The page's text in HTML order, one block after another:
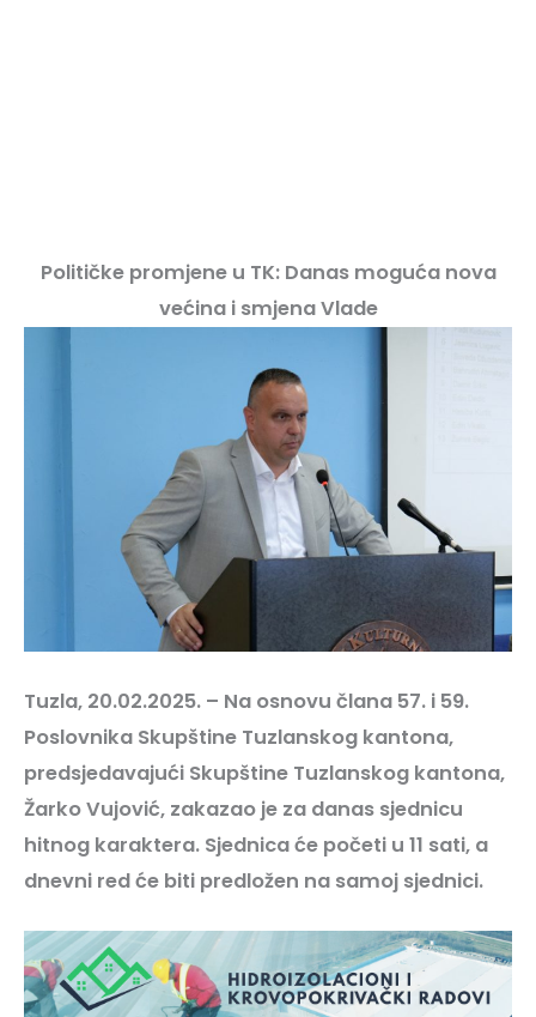
Političke promjene u TK: Danas moguća nova
većina i smjena Vlade
Tuzla, 20.02.2025. – Na osnovu člana 57. i 59.
Poslovnika Skupštine Tuzlanskog kantona,
predsjedavajući Skupštine Tuzlanskog kantona,
Žarko Vujović, zakazao je za danas sjednicu
hitnog karaktera. Sjednica će početi u 11 sati, a
dnevni red će biti predložen na samoj sjednici.